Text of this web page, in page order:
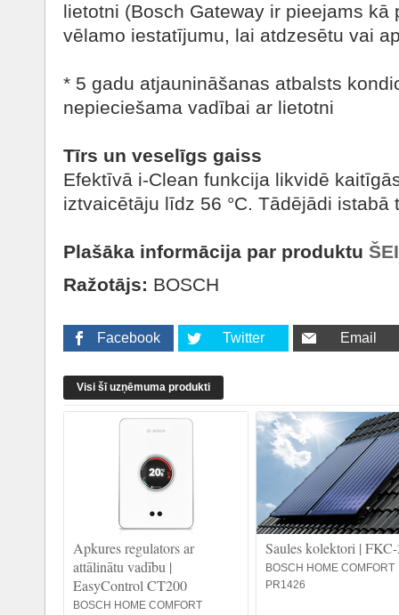
lietotni (Bosch Gateway ir pieejams kā
vēlamo iestatījumu, lai atdzesētu vai
* 5 gadu atjaunināšanas atbalsts
nepieciešama vadībai ar lietotni
Tīrs un veselīgs gaiss
Efektīvā i-Clean funkcija likvidē
iztvaicētāju līdz 56 °C. Tādējādi
Plašāka informācija par produktu
Ražotājs: BOSCH
Facebook Twitter Email
Visi šī uzņēmuma produkti
Apkures regulators ar
attālinātu vadību |
EasyControl CT200
BOSCH HOME COMFORT
Saules kolektori |
BOSCH HOME COMFORT
PR1426